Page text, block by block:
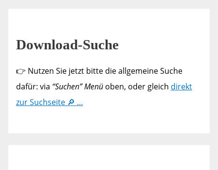
Download-Suche
👉 Nutzen Sie jetzt bitte die allgemeine Suche
dafür: via “Suchen” Menüoben, oder gleich direkt
zur Suchseite 🔎 …